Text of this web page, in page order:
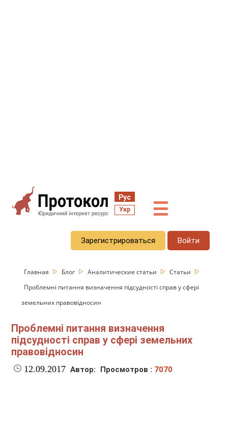
Рус
Укр ☰
Зарегистрироваться Войти
Главная Блог Аналитические статьи
Статьи
Проблемні питання визначення підсудності справ у сфері
земельних правовідносин
Проблемні питання визначення
підсудності справ у сфері земельних
правовідносин
12.09.2017 Автор: Просмотров : 7070